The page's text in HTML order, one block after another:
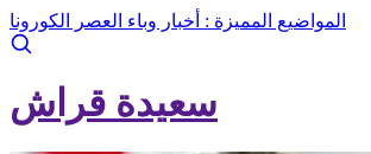
المواضيع المميزة : أخبار وباء العصر الكورونا
سعيدة قراش